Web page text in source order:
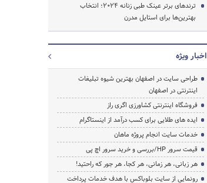
ترندهای برتر عینک طبی زنانه 2024؛ انتخاب
بهترین‌ها برای استایل مدرن
اخبار ویژه
طراحی سایت در اصفهان بهترین شیوه تبلیغات
اینترنتی در اصفهان
فروشگاه اینترنتی کشاورزی اگری راز
ایده های طلایی برای کسب درآمد از اینستاگرام
خدمات سایت انجام پروژه ماهان
قیمت سرور HP/بررسی و خرید سرور اچ پی
هر زبانی، هر زمانی، هر کجا، هر جور که راحتید!
رونمایی از سایت بلوباکس با هدف خدمات پرداخت